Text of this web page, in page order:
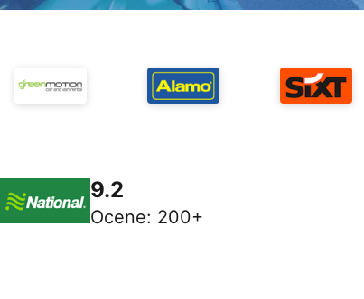
9.2
Ocene: 200+